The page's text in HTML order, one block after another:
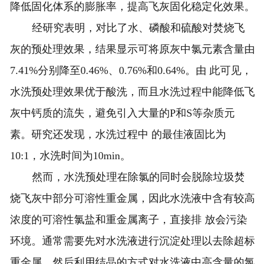
降低固化体系的膨胀率，提高飞灰固化稳定化效果。
经研究表明，对比了水、磷酸和硫酸对焚烧飞
灰的预处理效果，结果显示可将原灰中氯元素含量由
7.41%分别降至0.46%、0.76%和0.64%。由 此可见，
水洗预处理效果优于酸洗，而且水洗过程中能降低飞
灰中钙质的流失，避免引入大量的P和S等杂质元
素。研究还发现，水洗过程中 的最佳液固比为
10:1，水洗时间为10min。
然而，水洗预处理在除氯的同时会脱除垃圾焚
烧飞灰中部分可溶性重金属，因此水洗液中含有较高
浓度的可溶性氯盐和重金属离子，直接排 放会污染
环境。通常需要先对水洗液进行沉淀处理以去除超标